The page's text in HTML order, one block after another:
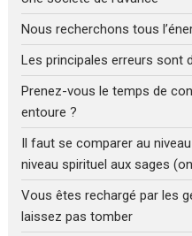
Nous recherchons tous
Les principales erreurs sont
Prenez-vous le temps de
entoure ?
Il faut se comparer au
niveau spirituel aux sages
Vous êtes rechargé par les
laissez pas tomber